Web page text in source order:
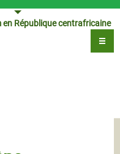
en République centrafricaine